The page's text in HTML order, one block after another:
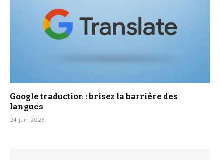
Google traduction : brisez la barrière des
langues
24 juin 2025